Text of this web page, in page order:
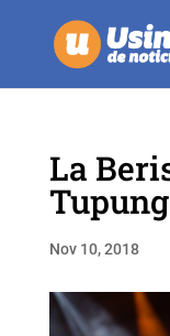
La
Nov 10, 2018